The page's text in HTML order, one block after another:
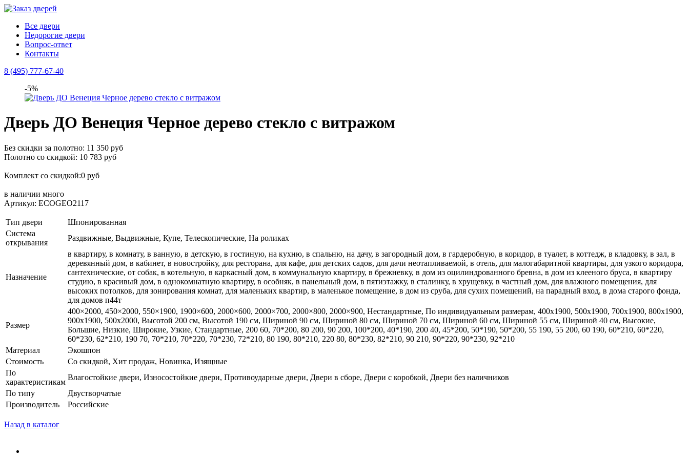
Все двери
Недорогие двери
Вопрос-ответ
Контакты
8 (495) 777-67-40
-5%
Дверь ДО Венеция Черное дерево стекло с витражом
Без скидки за полотно: 11 350 руб
Полотно со скидкой: 10 783 руб
Комплект со скидкой:0 руб
в наличии много
Артикул: ECOGEO2117
Тип двери
Шпонированная
Система
открывания
Раздвижные, Выдвижные, Купе, Телескопические, На роликах
Назначение
в квартиру, в комнату, в ванную, в детскую, в гостиную, на кухню, в спальню, на дачу, в загородный дом, в гардеробную, в коридор, в туалет, в коттедж, в кладовку, в зал, в
деревянный дом, в кабинет, в новостройку, для ресторана, для кафе, для детских садов, для дачи неотапливаемой, в отель, для малогабаритной квартиры, для узкого коридора,
сантехнические, от собак, в котельную, в каркасный дом, в коммунальную квартиру, в брежневку, в дом из оцилиндрованного бревна, в дом из клееного бруса, в квартиру
студию, в красивый дом, в однокомнатную квартиру, в особняк, в панельный дом, в пятиэтажку, в сталинку, в хрущевку, в частный дом, для влажного помещения, для
высоких потолков, для зонирования комнат, для маленьких квартир, в маленькое помещение, в дом из сруба, для сухих помещений, на парадный вход, в дома старого фонда,
для домов п44т
Размер
400×2000, 450×2000, 550×1900, 1900×600, 2000×600, 2000×700, 2000×800, 2000×900, Нестандартные, По индивидуальным размерам, 400x1900, 500x1900, 700x1900, 800x1900,
900x1900, 500x2000, Высотой 200 см, Высотой 190 см, Шириной 90 см, Шириной 80 см, Шириной 70 см, Шириной 60 см, Шириной 55 см, Шириной 40 см, Высокие,
Большие, Низкие, Широкие, Узкие, Стандартные, 200 60, 70*200, 80 200, 90 200, 100*200, 40*190, 200 40, 45*200, 50*190, 50*200, 55 190, 55 200, 60 190, 60*210, 60*220,
60*230, 62*210, 190 70, 70*210, 70*220, 70*230, 72*210, 80 190, 80*210, 220 80, 80*230, 82*210, 90 210, 90*220, 90*230, 92*210
Материал
Экошпон
Стоимость
Со скидкой, Хит продаж, Новинка, Изящные
По
характеристикам
Влагостойкие двери, Износостойкие двери, Противоударные двери, Двери в сборе, Двери с коробкой, Двери без наличников
По типу
Двустворчатые
Производитель
Российские
Назад в каталог